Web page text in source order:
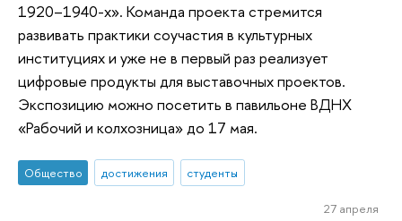
1920–1940-х». Команда проекта стремится
развивать практики соучастия в культурных
институциях и уже не в первый раз реализует
цифровые продукты для выставочных проектов.
Экспозицию можно посетить в павильоне ВДНХ
«Рабочий и колхозница» до 17 мая.
Общество достижения студенты
27 апреля